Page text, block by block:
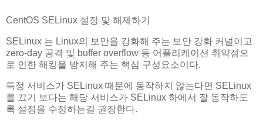
CentOS SELinux 설정 및 해제하기
SELinux 는 Linux의 보안을 강화해 주는 보안 강화 커널이고
zero-day 공격 및 buffer overflow 등 어플리케이션 취약점으
로 인한 해킹을 방지해 주는 핵심 구성요소이다.
특정 서비스가 SELinux 때문에 동작하지 않는다면 SELinux
를 끄기 보다는 해당 서비스가 SELinux 하에서 잘 동작하도
록 설정을 수정하는걸 권장한다.